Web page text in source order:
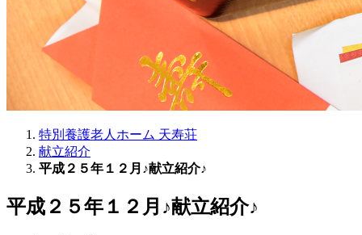
特別養護老人ホーム 天寿荘
献立紹介
平成２５年１２月♪献立紹介♪
平成２５年１２月♪献立紹介♪